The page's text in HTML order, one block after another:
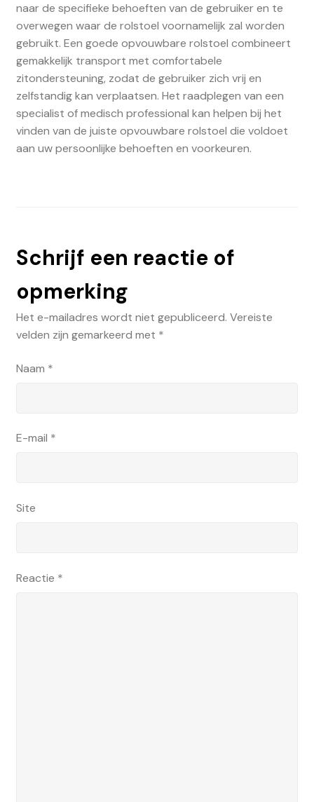
naar de specifieke behoeften van de gebruiker en te
overwegen waar de rolstoel voornamelijk zal worden
gebruikt. Een goede opvouwbare rolstoel combineert
gemakkelijk transport met comfortabele
zitondersteuning, zodat de gebruiker zich vrij en
zelfstandig kan verplaatsen. Het raadplegen van een
specialist of medisch professional kan helpen bij het
vinden van de juiste opvouwbare rolstoel die voldoet
aan uw persoonlijke behoeften en voorkeuren.
Schrijf een reactie of
opmerking
Het e-mailadres wordt niet gepubliceerd. Vereiste
velden zijn gemarkeerd met *
Naam *
E-mail *
Site
Reactie *